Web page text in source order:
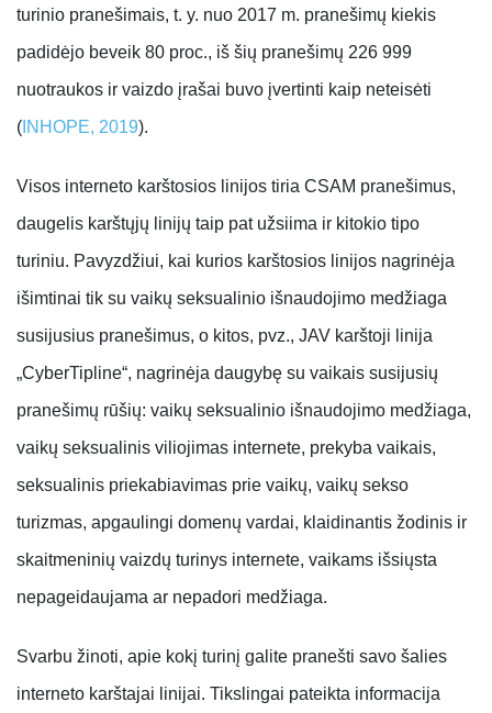
turinio pranešimais, t. y. nuo 2017 m. pranešimų kiekis
padidėjo beveik 80 proc., iš šių pranešimų 226 999
nuotraukos ir vaizdo įrašai buvo įvertinti kaip neteisėti
( INHOPE, 2019).
Visos interneto karštosios linijos tiria CSAM pranešimus,
daugelis karštųjų linijų taip pat užsiima ir kitokio tipo
turiniu. Pavyzdžiui, kai kurios karštosios linijos nagrinėja
išimtinai tik su vaikų seksualinio išnaudojimo medžiaga
susijusius pranešimus, o kitos, pvz., JAV karštoji linija
„CyberTipline“, nagrinėja daugybę su vaikais susijusių
pranešimų rūšių: vaikų seksualinio išnaudojimo medžiaga,
vaikų seksualinis viliojimas internete, prekyba vaikais,
seksualinis priekabiavimas prie vaikų, vaikų sekso
turizmas, apgaulingi domenų vardai, klaidinantis žodinis ir
skaitmeninių vaizdų turinys internete, vaikams išsiųsta
nepageidaujama ar nepadori medžiaga.
Svarbu žinoti, apie kokį turinį galite pranešti savo šalies
interneto karštajai linijai. Tikslingai pateikta informacija